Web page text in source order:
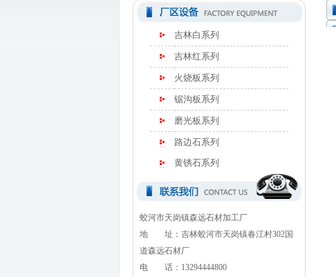
吉林白系列
吉林红系列
火烧板系列
锯沟板系列
磨光板系列
路边石系列
黄锈石系列
蛟河市天岗镇森远石材加工厂
地 址：吉林蛟河市天岗镇春江村302国
道森远石材厂
电 话：13294444800